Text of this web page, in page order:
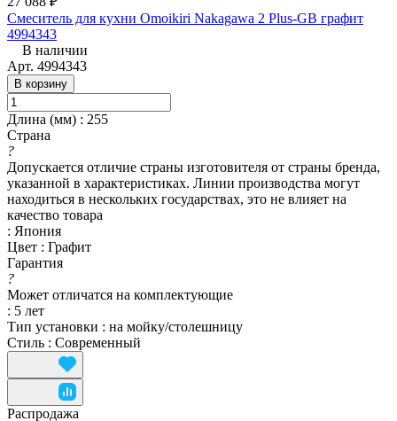
Смеситель для кухни Omoikiri Nakagawa 2 Plus-GB графит
4994343
В наличии
Арт. 4994343
В корзину
Длина (мм) : 255
Страна
?
Допускается отличие страны изготовителя от страны бренда,
указанной в характеристиках. Линии производства могут
находиться в нескольких государствах, это не влияет на
качество товара
: Япония
Цвет : Графит
Гарантия
?
Может отличатся на комплектующие
: 5 лет
Тип установки : на мойку/столешницу
Стиль : Современный
Распродажа